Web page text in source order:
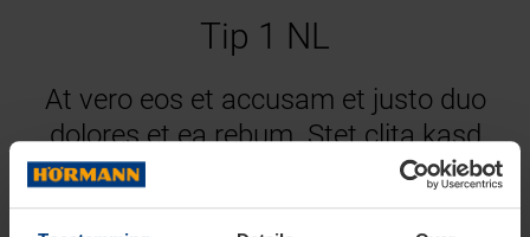
Tip 1 NL
At vero eos et accusam et justo duo
dolores et ea rebum. Stet clita kasd
gubergren, no sea takimata sanctus
est Lorem ipsum dolor sit amet.